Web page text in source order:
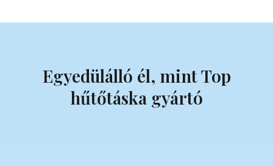
Egyedülálló él, mint Top
hűtőtáska gyártó